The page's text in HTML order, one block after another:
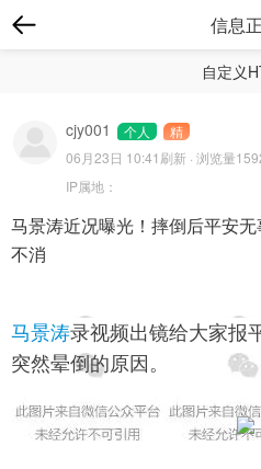
信息
自定义
cjy001 个人
精
06月23日 10:41 刷新 · 浏览量
IP属地：
马景涛近况曝光！摔倒后平安
不消
马景涛录视频出镜给大家报
突然晕倒的原因。